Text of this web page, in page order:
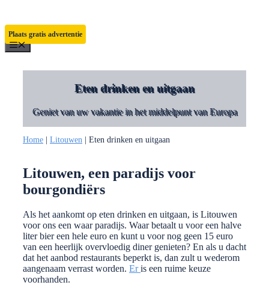
de
inhoud
Plaats gratis advertentie
Menu
Eten drinken en uitgaan
Geniet van uw vakantie in het middelpunt van Europa
Home | Litouwen | Eten drinken en uitgaan
Litouwen, een paradijs voor
bourgondiërs
Als het aankomt op eten drinken en uitgaan, is Litouwen
voor ons een waar paradijs. Waar betaalt u voor een halve
liter bier een hele euro en kunt u voor nog geen 15 euro
van een heerlijk overvloedig diner genieten? En als u dacht
dat het aanbod restaurants beperkt is, dan zult u wederom
aangenaam verrast worden. Eris een ruime keuze
voorhanden.